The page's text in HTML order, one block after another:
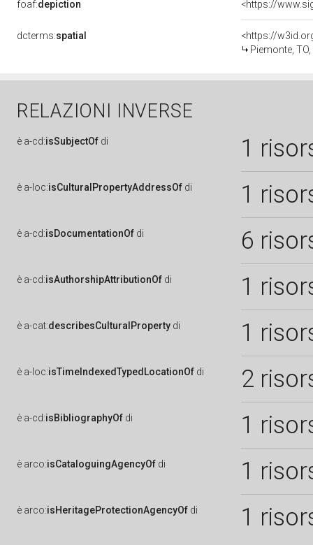
foaf:depiction <https://
dcterms:spatial
<https://
Piemonte,
RELAZIONI INVERSE
è a-cd:isSubjectOf di 1
è a-loc:isCulturalPropertyAddressOf di 1
è a-cd:isDocumentationOf di 6
è a-cd:isAuthorshipAttributionOf di 1
è a-cat:describesCulturalProperty di 1
è a-loc:isTimeIndexedTypedLocationOf di 2
è a-cd:isBibliographyOf di 1
è arco:isCataloguingAgencyOf di 1
è arco:isHeritageProtectionAgencyOf di 1